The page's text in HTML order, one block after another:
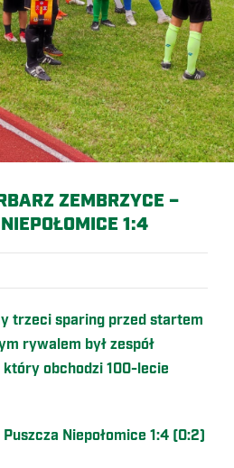
ZEMBRZYCE –
1:4
trzeci sparing przed startem
rywalem był zespół
obchodzi 100-lecie
Niepołomice 1:4 (0:2)